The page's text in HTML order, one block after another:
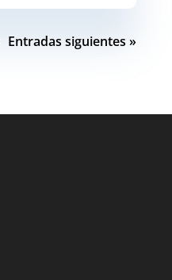
Entradas siguientes »